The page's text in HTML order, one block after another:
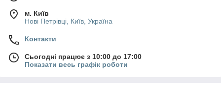
м. Київ
Нові Петрівці, Київ, Україна
Контакти
Сьогодні працює з 10:00 до 17:00
Показати весь графік роботи